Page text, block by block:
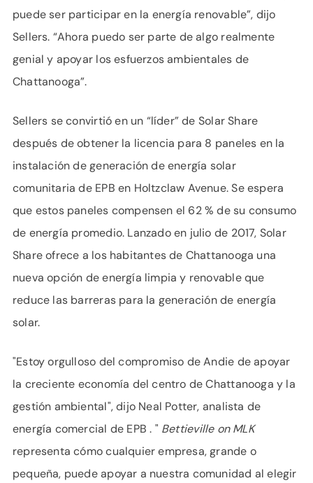
puede ser participar en la energía renovable”, dijo
Sellers. “Ahora puedo ser parte de algo realmente
genial y apoyar los esfuerzos ambientales de
Chattanooga”.
Sellers se convirtió en un “líder” de Solar Share
después de obtener la licencia para 8 paneles en la
instalación de generación de energía solar
comunitaria de EPB en Holtzclaw Avenue. Se espera
que estos paneles compensen el 62 % de su consumo
de energía promedio. Lanzado en julio de 2017, Solar
Share ofrece a los habitantes de Chattanooga una
nueva opción de energía limpia y renovable que
reduce las barreras para la generación de energía
solar.
"Estoy orgulloso del compromiso de Andie de apoyar
la creciente economía del centro de Chattanooga y la
gestión ambiental", dijo Neal Potter, analista de
energía comercial de EPB . " Bettieville on MLK
representa cómo cualquier empresa, grande o
pequeña, puede apoyar a nuestra comunidad al elegir